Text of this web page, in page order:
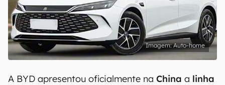
Auto-home
A BYD apresentou oficialmente na China a linha